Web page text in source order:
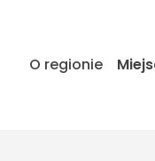
O regionie